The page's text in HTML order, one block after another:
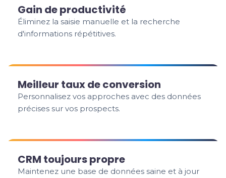
Gain de productivité
Éliminez la saisie manuelle et la recherche
d'informations répétitives.
Meilleur taux de conversion
Personnalisez vos approches avec des données
précises sur vos prospects.
CRM toujours propre
Maintenez une base de données saine et à jour